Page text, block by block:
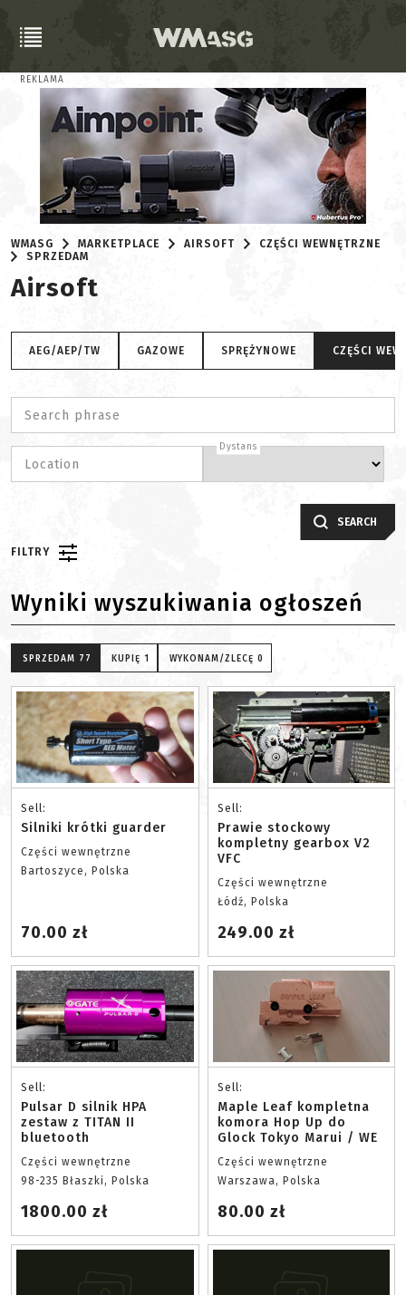
REKLAMA
WMASG MARKETPLACE AIRSOFT
CZĘŚCI WEWNĘTRZNE
SPRZEDAM
Airsoft
AEG/AEP/TW GAZOWE SPRĘŻYNOWE CZĘŚCI
Search phrase
Location
Dystans
SEARCH
FILTRY
Wyniki wyszukiwania ogłoszeń
SPRZEDAM 77 KUPIĘ 1 WYKONAM/ZLECĘ 0
Sell:
Silniki krótki guarder
Części wewnętrzne
Bartoszyce, Polska
70.00 zł
Sell:
Prawie stockowy
kompletny gearbox V2
VFC
Części wewnętrzne
Łódź, Polska
249.00 zł
Sell:
Pulsar D silnik HPA
zestaw z TITAN II
bluetooth
Części wewnętrzne
98-235 Błaszki, Polska
1800.00 zł
Sell:
Maple Leaf kompletna
komora Hop Up do
Glock Tokyo Marui / WE
Części wewnętrzne
Warszawa, Polska
80.00 zł